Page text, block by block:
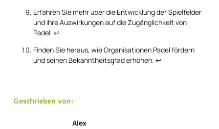
Erfahren Sie mehr über die Entwicklung der Spielfelder
und ihre Auswirkungen auf die Zugänglichkeit von
Padel. ↩
Finden Sie heraus, wie Organisationen Padel fördern
und seinen Bekanntheitsgrad erhöhen. ↩
Geschrieben von:
Alex